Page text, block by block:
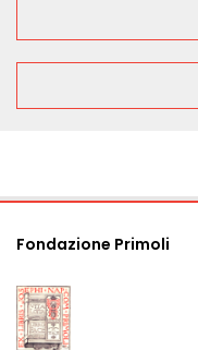
Fondazione Primoli